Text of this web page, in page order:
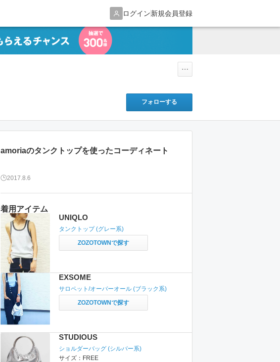
ログイン新規会員登録
フォローする
着用アイテム
UNIQLO
タンクトップ(グレー系)
ZOZOTOWNで探す
EXSOME
サロペット/オーバーオール (ブラック系)
ZOZOTOWNで探す
STUDIOUS
ショルダーバッグ (シルバー系)
サイズ： FREE
amoriaのタンクトップを使ったコーディネート
2017.8.6